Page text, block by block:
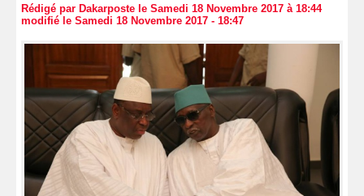
Rédigé par Dakarposte le Samedi 18 Novembre 2017 à 18:44
modifié le Samedi 18 Novembre 2017 - 18:47